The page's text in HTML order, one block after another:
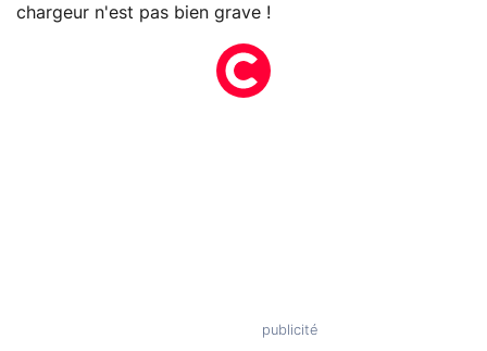
chargeur n'est pas bien grave !